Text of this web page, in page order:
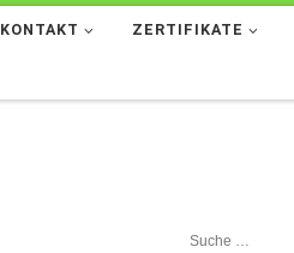
KONTAKT ZERTIFIKATE